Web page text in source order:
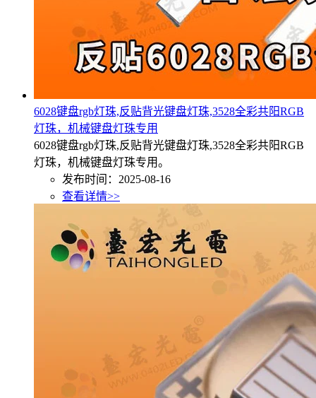
6028键盘rgb灯珠,反贴背光键盘灯珠,3528全彩共阳RGB
灯珠，机械键盘灯珠专用
6028键盘rgb灯珠,反贴背光键盘灯珠,3528全彩共阳RGB
灯珠，机械键盘灯珠专用。
发布时间：2025-08-16
查看详情>>